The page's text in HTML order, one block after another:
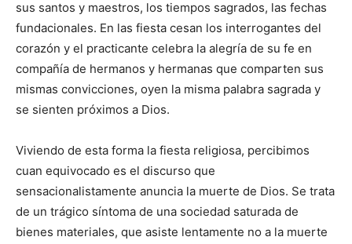
sus santos y maestros, los tiempos sagrados, las fechas
fundacionales. En las fiesta cesan los interrogantes del
corazón y el practicante celebra la alegría de su fe en
compañía de hermanos y hermanas que comparten sus
mismas convicciones, oyen la misma palabra sagrada y
se sienten próximos a Dios.
Viviendo de esta forma la fiesta religiosa, percibimos
cuan equivocado es el discurso que
sensacionalistamente anuncia la muerte de Dios. Se trata
de un trágico síntoma de una sociedad saturada de
bienes materiales, que asiste lentamente no a la muerte